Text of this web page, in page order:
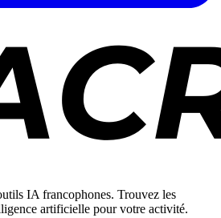
IA francophones. Trouvez les
artificielle pour votre activité.